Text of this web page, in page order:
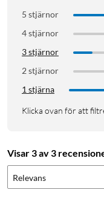
5 stjärnor
4 stjärnor
3 stjärnor
2 stjärnor
1 stjärna
Klicka ovan för att
Visar 3 av 3
Relevans